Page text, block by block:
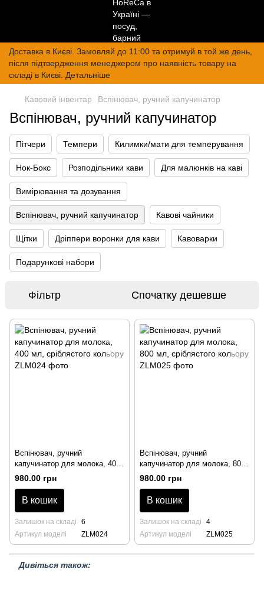
Доставка в Києві. Замовляй до 11:00 та отримуй в той же день,
після підтвердження менеджером про наявність товару на
складі в Києві. Детальніше
Кавовий інвентар Вспінювач, ручний капучинатор
Вспінювач, ручний капучинатор
Пітчери Темпери Килимки/мати для темперування
Нок-Бокс Розподільники кави Для малюнків на каві
Вимірювання та дозування
Вспінювач, ручний капучинатор Кавові чайники
Щітки Дріппери воронки для кави Кавоварки
Подарункові набори
Фільтр Спочатку дешевше
Вспінювач, ручний
капучинатор для молока, 400
мл, сріблястого кольору
980.00 грн
В кошик
Залишок на складі
6
Артикул моделі
ZLM024
Вспінювач, ручний
капучинатор для молока, 800
мл, сріблястого кольору
980.00 грн
В кошик
Залишок на складі
4
Артикул моделі
ZLM025
Дивіться також: